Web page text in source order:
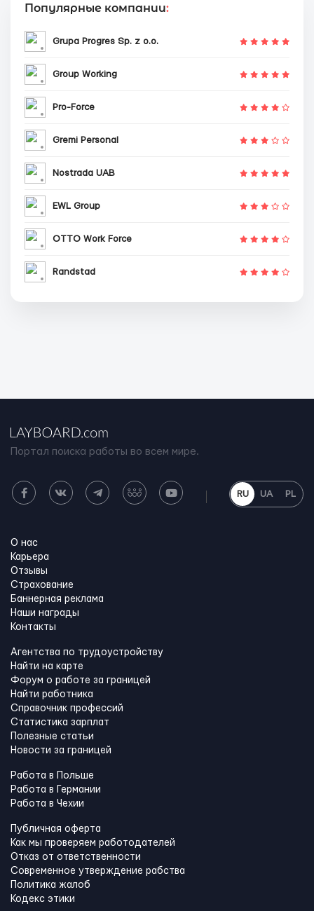
Популярные компании:
Grupa Progres Sp. z o.o.
Group Working
Pro-Force
Gremi Personal
Nostrada UAB
EWL Group
OTTO Work Force
Randstad
Портал поиска работы во всем мире.
RU UA PL
О нас
Карьера
Отзывы
Страхование
Баннерная реклама
Наши награды
Контакты
Агентства по трудоустройству
Найти на карте
Форум о работе за границей
Найти работника
Справочник профессий
Статистика зарплат
Полезные статьи
Новости за границей
Работа в Польше
Работа в Германии
Работа в Чехии
Публичная оферта
Как мы проверяем работодателей
Отказ от ответственности
Современное утверждение рабства
Политика жалоб
Кодекс этики